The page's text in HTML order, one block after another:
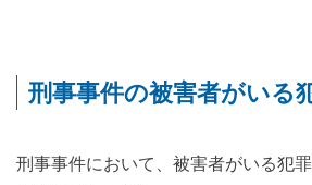
刑事事件の被害者がいる
刑事事件において、被害者がいる犯